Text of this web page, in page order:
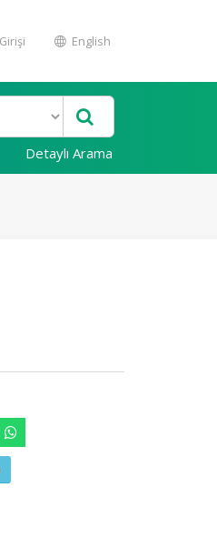
English
Detaylı Arama